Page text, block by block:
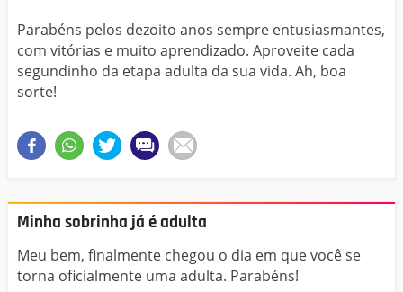
Parabéns pelos dezoito anos sempre entusiasmantes,
com vitórias e muito aprendizado. Aproveite cada
segundinho da etapa adulta da sua vida. Ah, boa
sorte!
Minha sobrinha já é adulta
Meu bem, finalmente chegou o dia em que você se
torna oficialmente uma adulta. Parabéns!